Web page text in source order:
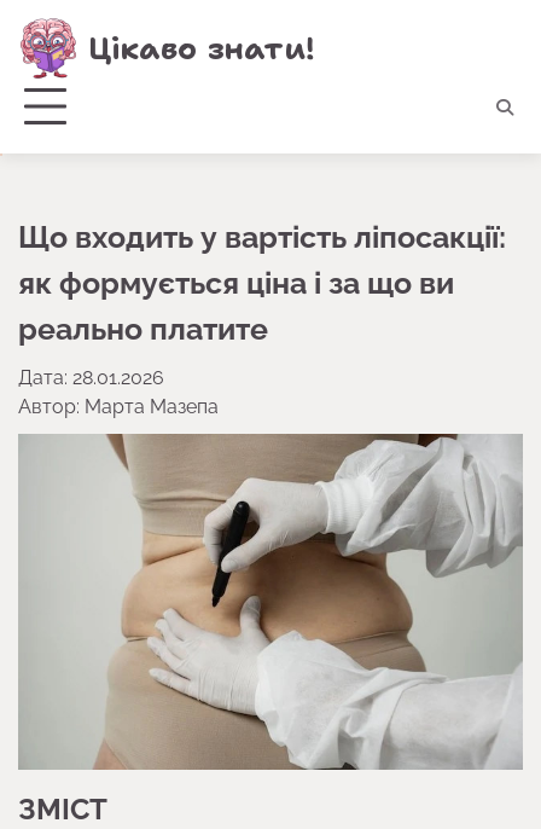
Перейти
до
вмісту
Цікаво знати!
Що входить у вартість ліпосакції:
як формується ціна і за що ви
реально платите
Дата: 28.01.2026
Автор: Марта Мазепа
ЗМІСТ